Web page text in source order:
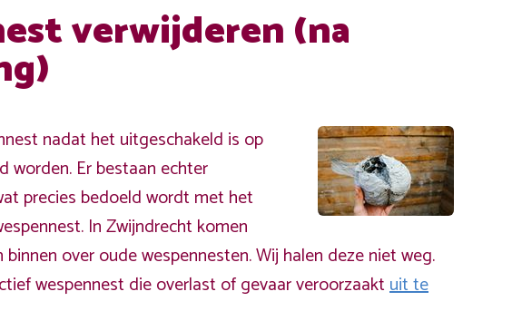
verwijderen (na
nadat het uitgeschakeld is op
worden. Er bestaan echter
precies bedoeld wordt met het
In Zwijndrecht komen
over oude wespennesten. Wij halen deze niet weg.
wespennest die overlast of gevaar veroorzaaktuit te